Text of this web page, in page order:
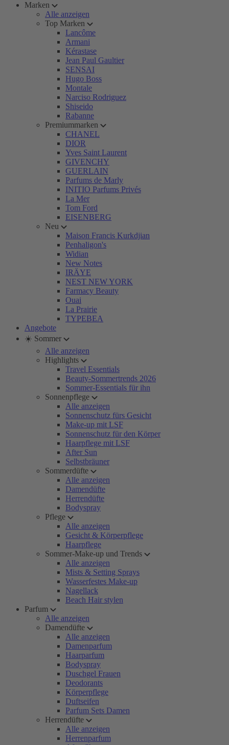
Marken
Alle anzeigen
Top Marken
Lancôme
Armani
Kérastase
Jean Paul Gaultier
SENSAI
Hugo Boss
Montale
Narciso Rodriguez
Shiseido
Rabanne
Premiummarken
CHANEL
DIOR
Yves Saint Laurent
GIVENCHY
GUERLAIN
Parfums de Marly
INITIO Parfums Privés
La Mer
Tom Ford
EISENBERG
Neu
Maison Francis Kurkdjian
Penhaligon's
Widian
New Notes
IRÄYE
NEST NEW YORK
Farmacy Beauty
Ouai
La Prairie
TYPEBEA
Angebote
☀️ Sommer
Alle anzeigen
Highlights
Travel Essentials
Beauty-Sommertrends 2026
Sommer-Essentials für ihn
Sonnenpflege
Alle anzeigen
Sonnenschutz fürs Gesicht
Make-up mit LSF
Sonnenschutz für den Körper
Haarpflege mit LSF
After Sun
Selbstbräuner
Sommerdüfte
Alle anzeigen
Damendüfte
Herrendüfte
Bodyspray
Pflege
Alle anzeigen
Gesicht & Körperpflege
Haarpflege
Sommer-Make-up und Trends
Alle anzeigen
Mists & Setting Sprays
Wasserfestes Make-up
Nagellack
Beach Hair stylen
Parfum
Alle anzeigen
Damendüfte
Alle anzeigen
Damenparfum
Haarparfum
Bodyspray
Duschgel Frauen
Deodorants
Körperpflege
Duftseifen
Parfum Sets Damen
Herrendüfte
Alle anzeigen
Herrenparfum